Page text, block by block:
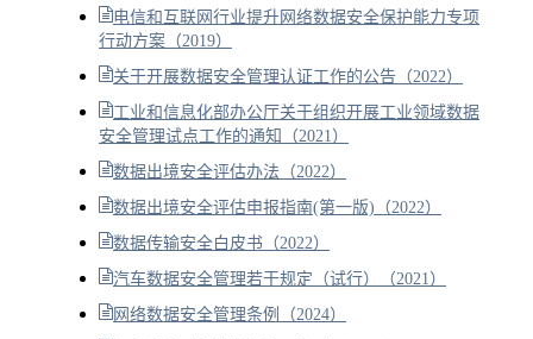
电信和互联网行业提升网络数据安全保护能力专项
行动方案（2019）
关于开展数据安全管理认证工作的公告（2022）
工业和信息化部办公厅关于组织开展工业领域数据
安全管理试点工作的通知（2021）
数据出境安全评估办法（2022）
数据出境安全评估申报指南(第一版)（2022）
数据传输安全白皮书（2022）
汽车数据安全管理若干规定（试行）（2021）
网络数据安全管理条例（2024）